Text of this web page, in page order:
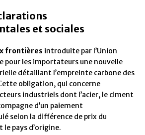
et sociales
frontières introduite par l’Union
pour les importateurs une nouvelle
détaillant l’empreinte carbone des
obligation, qui concerne
industriels dont l’acier, le ciment
d’un paiement
selon la différence de prix du
le pays d’origine.